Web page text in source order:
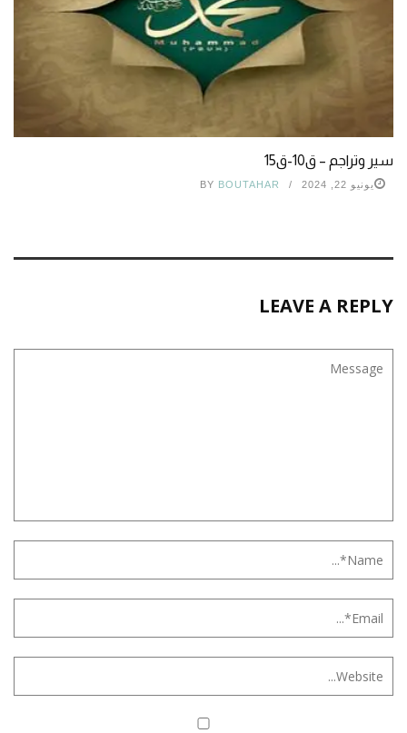
سير وتراجم – ق10-ق15
يونيو 22, 2024 BY BOUTAHAR
LEAVE A REPLY